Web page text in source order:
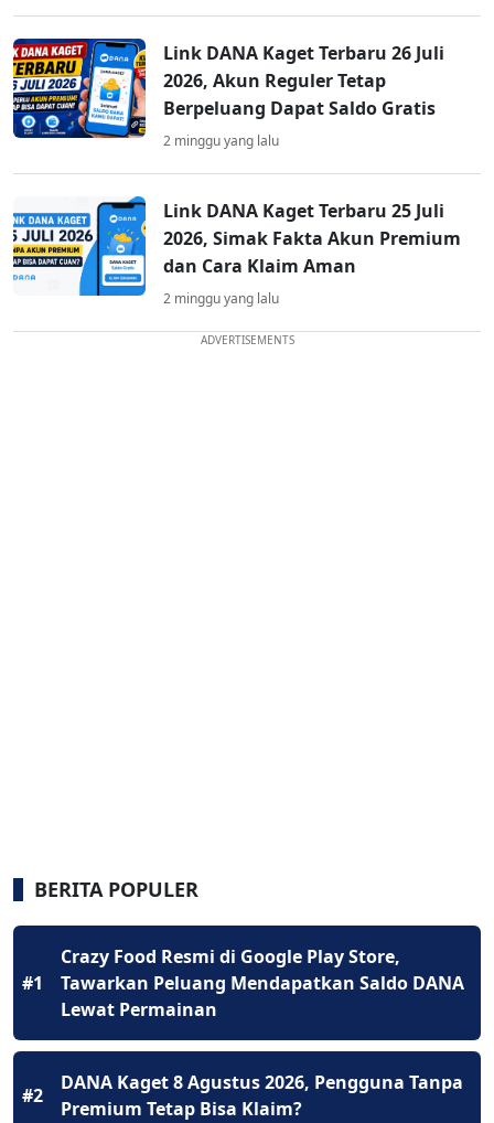
Link DANA Kaget Terbaru 26 Juli
2026, Akun Reguler Tetap
Berpeluang Dapat Saldo Gratis
2 minggu yang lalu
Link DANA Kaget Terbaru 25 Juli
2026, Simak Fakta Akun Premium
dan Cara Klaim Aman
2 minggu yang lalu
ADVERTISEMENTS
BERITA POPULER
#1
Crazy Food Resmi di Google Play Store,
Tawarkan Peluang Mendapatkan Saldo DANA
Lewat Permainan
#2
DANA Kaget 8 Agustus 2026, Pengguna Tanpa
Premium Tetap Bisa Klaim?